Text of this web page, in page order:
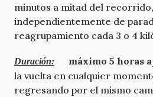
minutos a mitad del recorrido,
independientemente de
reagrupamiento cada 3 o 4
Duración: máximo 5 horas
la vuelta en cualquier
regresando por el mismo